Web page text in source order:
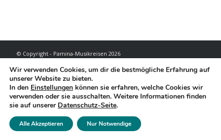
© Copyright - Pamina-Musikreisen 2026
Wir verwenden Cookies, um dir die bestmögliche Erfahrung auf
unserer Website zu bieten.
In den Einstellungen können sie erfahren, welche Cookies wir
verwenden oder sie ausschalten. Weitere Informationen finden
sie auf unserer Datenschutz-Seite.
Alle Akzeptieren Nur Notwendige